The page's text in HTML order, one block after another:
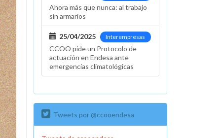
Ahora más que nunca: al trabajo
sin armarios
Interempresas
25/04/2025
CCOO pide un Protocolo de
actuación en Endesa ante
emergencias climatológicas
Tweets por @ccooendesa